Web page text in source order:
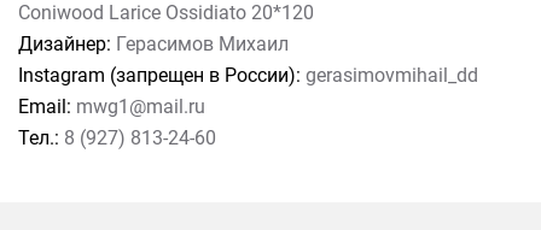
Coniwood Larice Ossidiato 20*120
Дизайнер: Герасимов Михаил
Instagram (запрещен в России): gerasimovmihail_dd
Email: mwg1@mail.ru
Тел.: 8 (927) 813-24-60